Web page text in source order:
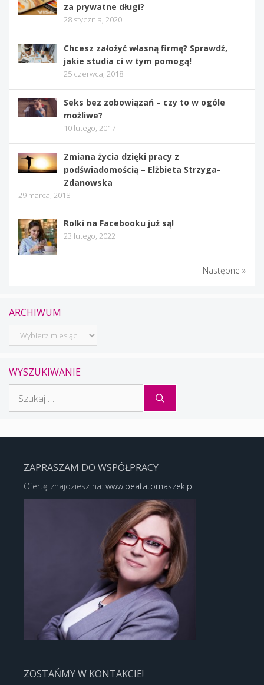
za prywatne długi?
28 stycznia, 2020
Chcesz założyć własną firmę? Sprawdź,
jakie studia ci w tym pomogą!
25 czerwca, 2018
Seks bez zobowiązań – czy to w ogóle
możliwe?
10 lutego, 2017
Zmiana życia dzięki pracy z
podświadomością – Elżbieta Strzyga-
Zdanowska
29 marca, 2018
Rolki na Facebooku już są!
23 lutego, 2022
Następne »
ARCHIWUM
Archiwum
WYSZUKIWANIE
ZAPRASZAM DO WSPÓŁPRACY
Ofertę znajdziesz na: www.beatatomaszek.pl
ZOSTAŃMY W KONTAKCIE!